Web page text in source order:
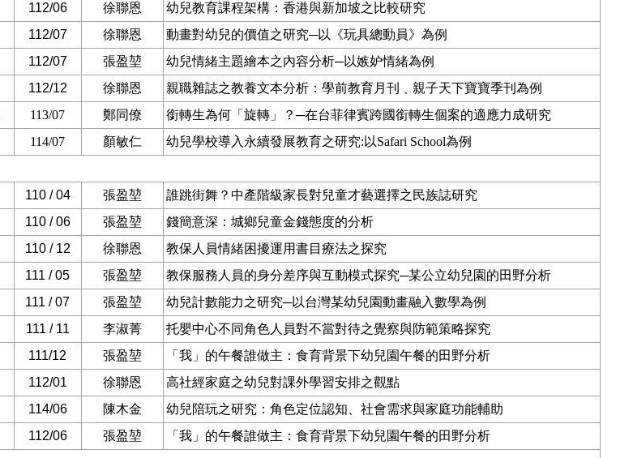
112/06 徐聯恩
幼兒教育課程架構：香港與新加坡之比較研究
112/07 徐聯恩 動畫對幼兒的價值之研究─以《玩具總動員》為例
112/07 張盈堃 幼兒情緒主題繪本之內容分析─以嫉妒情緒為例
112/12 徐聯恩
親職雜誌之教養文本分析：學前教育月刊﹑親子天下寶寶季刊為例
113/07 鄭同僚 銜轉生為何「旋轉」？ ─在台菲律賓跨國銜轉生個案的適應力成研究
114/07 顏敏仁
幼兒學校導入永續發展教育之研究:以Safari School為例
110 / 04 張盈堃
誰跳街舞？中產階級家長對兒童才藝選擇之民族誌研究
110 / 06 張盈堃
錢簡意深：城鄉兒童金錢態度的分析
110 / 12 徐聯恩
教保人員情緒困擾運用書目療法之探究
111 / 05 張盈堃 教保服務人員的身分差序與互動模式探究─某公立幼兒園的田野分析
111 / 07 張盈堃 幼兒計數能力之研究─以台灣某幼兒園動畫融入數學為例
111 / 11 李淑菁
托嬰中心不同角色人員對不當對待之覺察與防範策略探究
111/12 張盈堃
「我」的午餐誰做主：食育背景下幼兒園午餐的田野分析
112/01 徐聯恩
高社經家庭之幼兒對課外學習安排之觀點
114/06 陳木金
幼兒陪玩之研究：角色定位認知、社會需求與家庭功能輔助
112/06 張盈堃
「我」的午餐誰做主：食育背景下幼兒園午餐的田野分析